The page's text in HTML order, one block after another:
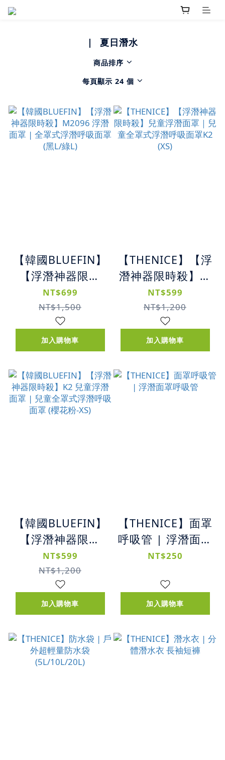
|⠀夏日潛水
商品排序
每頁顯示 24 個
【韓國BLUEFIN】
【浮潛神器限時
殺】M2096 浮潛
面罩 | 全罩式浮潛
呼吸面罩 (黑L/綠
L)
NT$699
NT$1,500
加入購物車
【THENICE】【浮
潛神器限時殺】兒
童浮潛面罩｜兒童
全罩式浮潛呼吸面
罩K2 (XS)
NT$599
NT$1,200
加入購物車
【韓國BLUEFIN】
【浮潛神器限時
殺】K2 兒童浮潛
面罩 | 兒童全罩式
浮潛呼吸面罩 (櫻
花粉-XS)
NT$599
NT$1,200
加入購物車
【THENICE】面罩
呼吸管 | 浮潛面罩
呼吸管
NT$250
加入購物車